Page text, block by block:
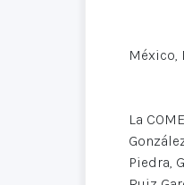
México,
La
Piedra,